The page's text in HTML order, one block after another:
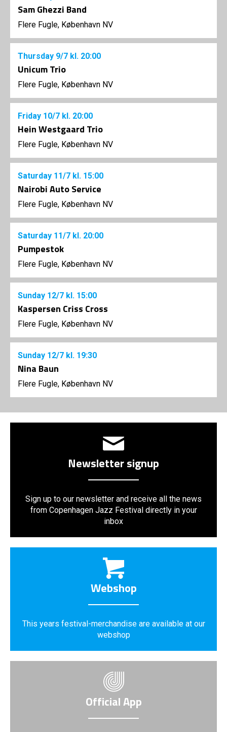
Sam Ghezzi Band
Flere Fugle, København NV
Thursday 9/7 kl. 20:00
Unicum Trio
Flere Fugle, København NV
Friday 10/7 kl. 20:00
Hein Westgaard Trio
Flere Fugle, København NV
Saturday 11/7 kl. 15:00
Nairobi Auto Service
Flere Fugle, København NV
Saturday 11/7 kl. 20:00
Pumpestok
Flere Fugle, København NV
Sunday 12/7 kl. 15:00
Kaspersen Criss Cross
Flere Fugle, København NV
Sunday 12/7 kl. 19:30
Nina Baun
Flere Fugle, København NV
Newsletter signup
Sign up to our newsletter and receive all the news
from Copenhagen Jazz Festival directly in your
inbox
Webshop
This years festival-merchandise are available at our
webshop
Official App